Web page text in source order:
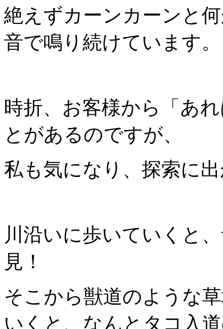
絶えずカーンカーンと
音で鳴り続けています。
時折、お客様から「あ
とがあるのですが、
私も気になり、探索に
川沿いに歩いていくと
見！
そこから獣道のような
いくと、なんとタコ入